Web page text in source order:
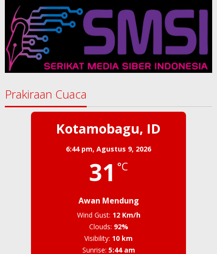
Prakiraan Cuaca
Kotamobagu, ID
6:44 pm, Agustus 9, 2026
31 °C
Awan Mendung
Wind Gust: 12 Km/h
Clouds: 92%
Visibility: 10 km
Sunrise: 5:44 am